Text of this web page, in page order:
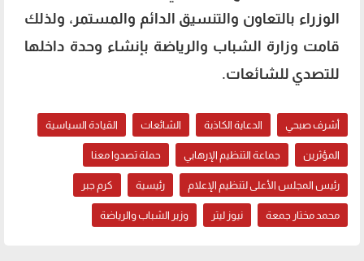
الوزراء بالتعاون والتنسيق الدائم والمستمر، ولذلك
قامت وزارة الشباب والرياضة بإنشاء وحدة داخلها
للتصدي للشائعات.
أشرف صبحي الدعاية الكاذبة الشائعات القيادة السياسية
المؤثرين جماعة التنظيم الإرهابي حملة تصدوا معنا
رئيس المجلس الأعلى لتنظيم الإعلام رئيسية كرم جبر
محمد مختار جمعة نيوز ليتر وزير الشباب والرياضة